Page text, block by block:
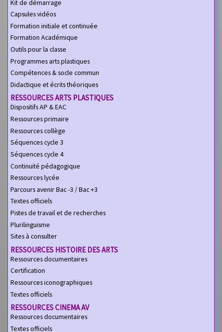
Kit de démarrage
Capsules vidéos
Formation initiale et continuée
Formation Académique
Outils pour la classe
Programmes arts plastiques
Compétences & socle commun
Didactique et écrits théoriques
RESSOURCES ARTS PLASTIQUES
Dispositifs AP & EAC
Ressources primaire
Ressources collège
Séquences cycle 3
Séquences cycle 4
Continuité pédagogique
Ressources lycée
Parcours avenir Bac -3 / Bac +3
Textes officiels
Pistes de travail et de recherches
Plurilinguisme
Sites à consulter
RESSOURCES HISTOIRE DES ARTS
Ressources documentaires
Certification
Ressources iconographiques
Textes officiels
RESSOURCES CINEMA AV
Ressources documentaires
Textes officiels